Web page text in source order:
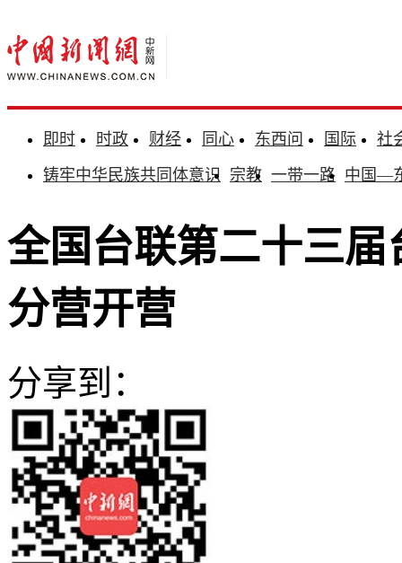
即时 时政 财经 同心 东西问 国际
社
铸牢中华民族共同体意识 宗教 一带一路 中国—
全国台联第二十三
分营开营
分享到：